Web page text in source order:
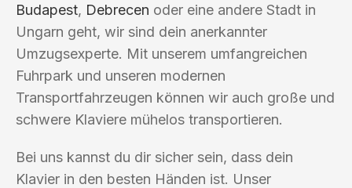
Budapest, Debrecen oder eine andere Stadt in
Ungarn geht, wir sind dein anerkannter
Umzugsexperte. Mit unserem umfangreichen
Fuhrpark und unseren modernen
Transportfahrzeugen können wir auch große und
schwere Klaviere mühelos transportieren.
Bei uns kannst du dir sicher sein, dass dein
Klavier in den besten Händen ist. Unser